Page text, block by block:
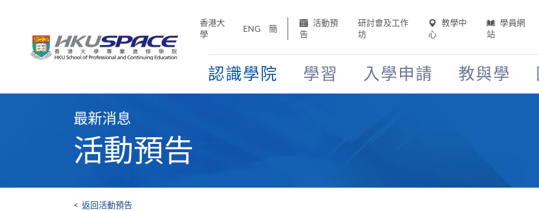
香港大
學
ENG 簡
活動預
告
研討會及工作
坊
教學中
心
學員網
站
認識學院 學習 入學申請 教與學
最新消息
活動預告
< 返回活動預告